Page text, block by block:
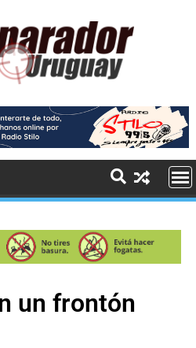
un frontón